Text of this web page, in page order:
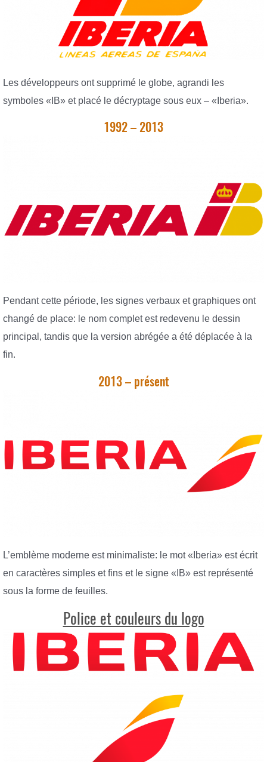
Les développeurs ont supprimé le globe, agrandi les
symboles «IB» et placé le décryptage sous eux – «Iberia».
1992 – 2013
Pendant cette période, les signes verbaux et graphiques ont
changé de place: le nom complet est redevenu le dessin
principal, tandis que la version abrégée a été déplacée à la
fin.
2013 – présent
L’emblème moderne est minimaliste: le mot «Iberia» est écrit
en caractères simples et fins et le signe «IB» est représenté
sous la forme de feuilles.
Police et couleurs du logo